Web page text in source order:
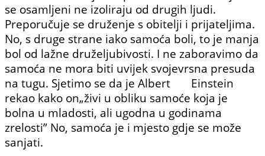
se osamljeni ne izoliraju od drugih ljudi.
Preporučuje se druženje s obitelji i prijateljima.
No, s druge strane iako samoća boli, to je manja
bol od lažne druželjubivosti. I ne zabora­vimo da
samoća ne mora biti uvijek svojevrsna presuda
na tugu. Sjetimo se da je Albert Einstein
rekao kako on„živi u obliku samoće koja je
bolna u mladosti, ali ugodna u godi­nama
zrelosti” No, samoća je i mjesto gdje se može
sanjati.